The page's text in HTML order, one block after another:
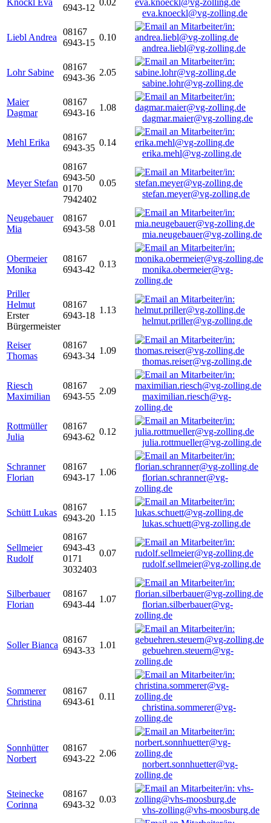
Knöckl Eva
6943-12
0.02
eva.knoeckl@vg-zolling.de
Liebl Andrea
08167
6943-15
0.10
andrea.liebl@vg-zolling.de
Lohr Sabine
08167
6943-36
2.05
sabine.lohr@vg-zolling.de
Maier
Dagmar
08167
6943-16
1.08
dagmar.maier@vg-zolling.de
Mehl Erika
08167
6943-35
0.14
erika.mehl@vg-zolling.de
Meyer Stefan
08167
6943-50
0170
7942402
0.05
stefan.meyer@vg-zolling.de
Neugebauer
Mia
08167
6943-58
0.01
mia.neugebauer@vg-zolling.de
Obermeier
Monika
08167
6943-42
0.13
monika.obermeier@vg-
zolling.de
Priller
Helmut
Erster
Bürgermeister
08167
6943-18
1.13
helmut.priller@vg-zolling.de
Reiser
Thomas
08167
6943-34
1.09
thomas.reiser@vg-zolling.de
Riesch
Maximilian
08167
6943-55
2.09
maximilian.riesch@vg-
zolling.de
Rottmüller
Julia
08167
6943-62
0.12
julia.rottmueller@vg-zolling.de
Schranner
Florian
08167
6943-17
1.06
florian.schranner@vg-
zolling.de
Schütt Lukas
08167
6943-20
1.15
lukas.schuett@vg-zolling.de
Sellmeier
Rudolf
08167
6943-43
0171
3032403
0.07
rudolf.sellmeier@vg-zolling.de
Silberbauer
Florian
08167
6943-44
1.07
florian.silberbauer@vg-
zolling.de
Soller Bianca
08167
6943-33
1.01
gebuehren.steuern@vg-
zolling.de
Sommerer
Christina
08167
6943-61
0.11
christina.sommerer@vg-
zolling.de
Sonnhütter
Norbert
08167
6943-22
2.06
norbert.sonnhuetter@vg-
zolling.de
Steinecke
Corinna
08167
6943-32
0.03
vhs-zolling@vhs-moosburg.de